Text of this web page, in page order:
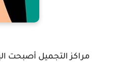
مراكز التجميل أصبحت